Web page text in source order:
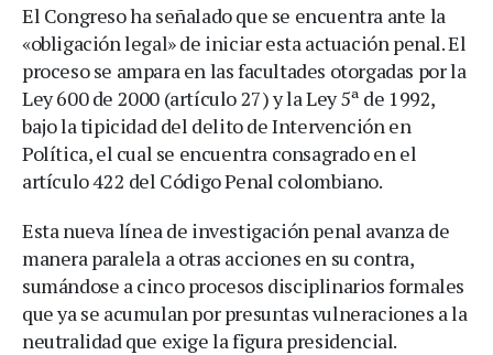
El Congreso ha señalado que se encuentra ante la
«obligación legal» de iniciar esta actuación penal. El
proceso se ampara en las facultades otorgadas por la
Ley 600 de 2000 (artículo 27) y la Ley 5ª de 1992,
bajo la tipicidad del delito de Intervención en
Política, el cual se encuentra consagrado en el
artículo 422 del Código Penal colombiano.
Esta nueva línea de investigación penal avanza de
manera paralela a otras acciones en su contra,
sumándose a cinco procesos disciplinarios formales
que ya se acumulan por presuntas vulneraciones a la
neutralidad que exige la figura presidencial.